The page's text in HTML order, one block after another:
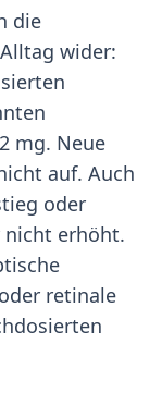
die
wider:
mg. Neue
auf. Auch
oder
nicht erhöht.
retinale